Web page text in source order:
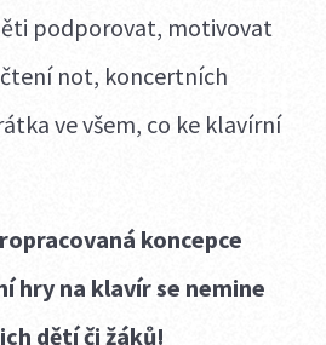
podporovat, motivovat
not, koncertních
ve všem, co ke klavírní
koncepce
hry na klavír se nemine
dětí či žáků!